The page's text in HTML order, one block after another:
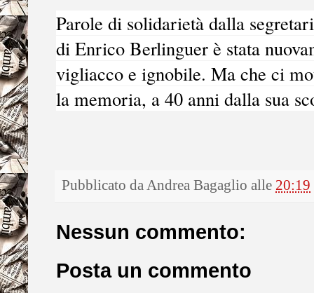
Parole di solidarietà dalla
di Enrico Berlinguer è stata
vigliacco e ignobile. Ma che ci
la memoria, a 40 anni dalla sua
Pubblicato daAndrea Bagaglio alle 20:19
Nessun commento:
Posta un commento